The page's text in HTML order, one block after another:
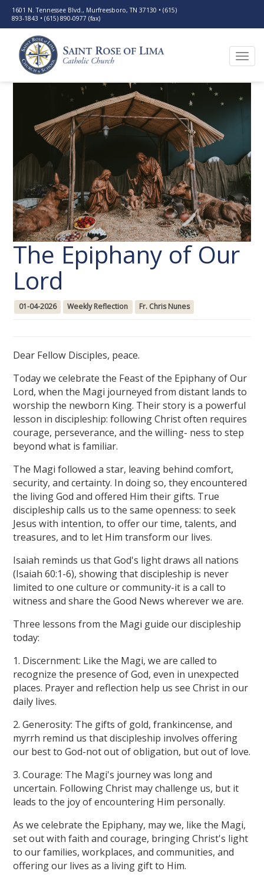
1601 N. Tennessee Blvd., Murfreesboro, TN 37130 • (615)
893-1843 • (615) 890-0977 (fax)
The Epiphany of Our
Lord
01-04-2026 Weekly Reflection Fr. Chris Nunes
Dear Fellow Disciples, peace.
Today we celebrate the Feast of the Epiphany of Our
Lord, when the Magi journeyed from distant lands to
worship the newborn King. Their story is a powerful
lesson in discipleship: following Christ often requires
courage, perseverance, and the willing- ness to step
beyond what is familiar.
The Magi followed a star, leaving behind comfort,
security, and certainty. In doing so, they encountered
the living God and offered Him their gifts. True
discipleship calls us to the same openness: to seek
Jesus with intention, to offer our time, talents, and
treasures, and to let Him transform our lives.
Isaiah reminds us that God's light draws all nations
(Isaiah 60:1-6), showing that discipleship is never
limited to one culture or community-it is a call to
witness and share the Good News wherever we are.
Three lessons from the Magi guide our discipleship
today:
1. Discernment: Like the Magi, we are called to
recognize the presence of God, even in unexpected
places. Prayer and reflection help us see Christ in our
daily lives.
2. Generosity: The gifts of gold, frankincense, and
myrrh remind us that discipleship involves offering
our best to God-not out of obligation, but out of love.
3. Courage: The Magi's journey was long and
uncertain. Following Christ may challenge us, but it
leads to the joy of encountering Him personally.
As we celebrate the Epiphany, may we, like the Magi,
set out with faith and courage, bringing Christ's light
to our families, workplaces, and communities, and
offering our lives as a living gift to Him.